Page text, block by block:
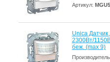
Артикул:
Unica
2300Вт/
беж. (max 9)